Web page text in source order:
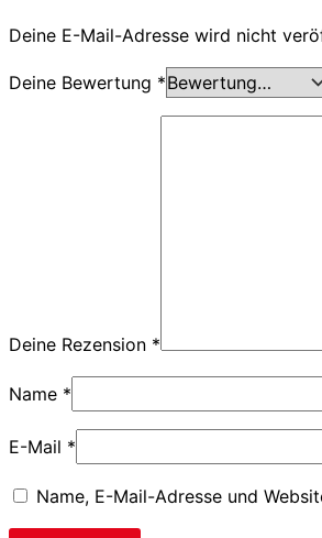
Deine E-Mail-Adresse wird nicht
Deine Bewertung *
Deine Rezension *
Name *
E-Mail *
Name, E-Mail-Adresse und